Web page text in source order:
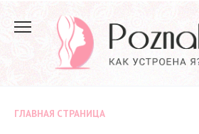
содержанию
ГЛАВНАЯ СТРАНИЦА